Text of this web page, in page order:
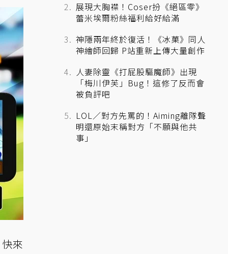
來
展現大胸襟！Coser扮《絕區零》
蕾米埃爾粉絲福利給好給滿
神隱兩年終於復活！《冰菓》同人
神繪師回歸 P站重新上傳大量創作
人妻除靈《打屁股驅魔師》出現
「梅川伊芙」Bug！這修了反而會
被負評吧
LOL／對方先罵的！Aiming離隊聲
明還原始末稱對方「不願與他共
事」